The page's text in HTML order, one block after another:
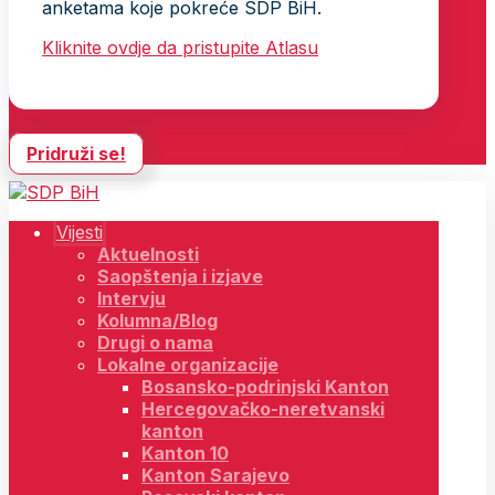
anketama koje pokreće SDP BiH.
Kliknite ovdje da pristupite Atlasu
Pridruži se!
Vijesti
Aktuelnosti
Saopštenja i izjave
Intervju
Kolumna/Blog
Drugi o nama
Lokalne organizacije
Bosansko-podrinjski Kanton
Hercegovačko-neretvanski
kanton
Kanton 10
Kanton Sarajevo